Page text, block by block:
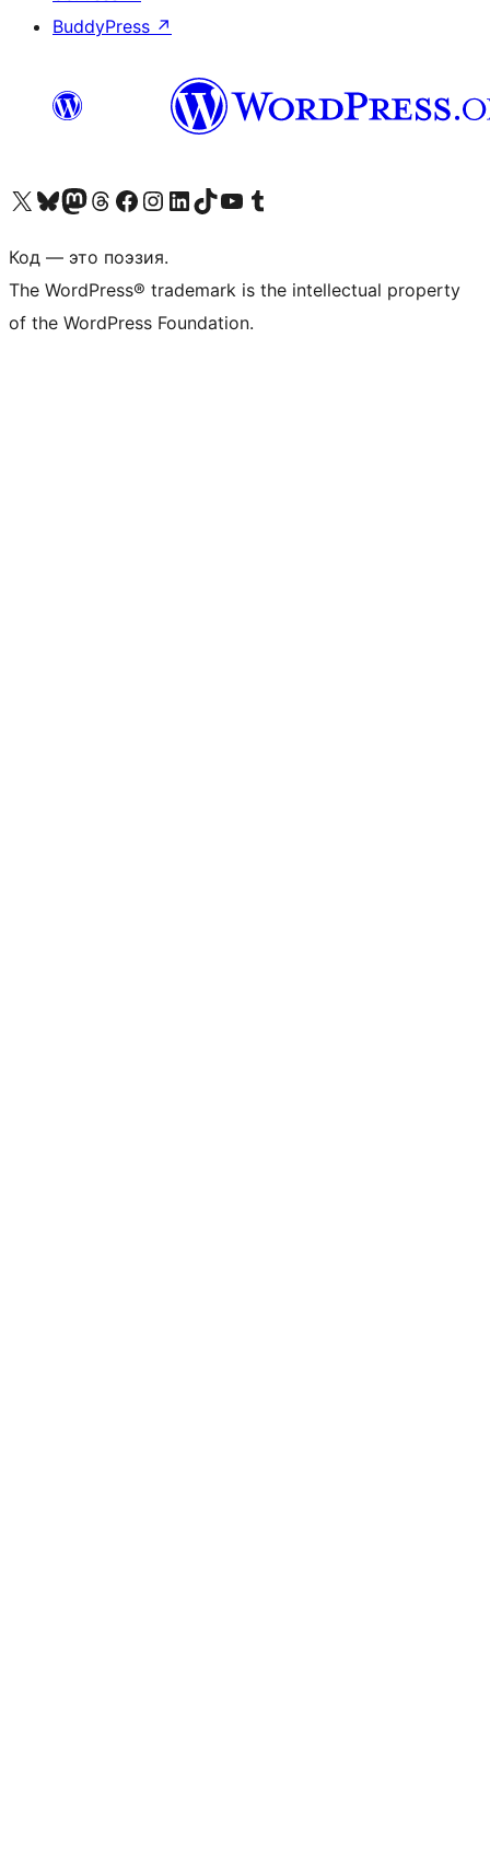
BuddyPress ↗
Посетите нас в X (ранее Twitter)
Посетите нашу учётную запись в Bluesky
Посетите нашу ленту в Mastodon
Посетите нашу учётную запись в Threads
Посетите нашу страницу на Facebook
Посетите наш Instagram
Посетите нашу страницу в LinkedIn
Посетите нашу учётную запись в TikTok
Посетите наш канал YouTube
Посетите нашу учётную запись в Tumblr
Код — это поэзия.
The WordPress® trademark is the intellectual property
of the WordPress Foundation.